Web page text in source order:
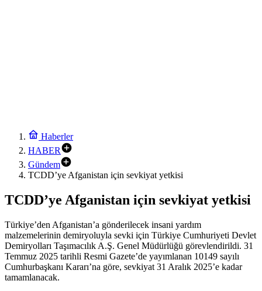
Haberler
HABER
Gündem
TCDD’ye Afganistan için sevkiyat yetkisi
TCDD’ye Afganistan için sevkiyat yetkisi
Türkiye’den Afganistan’a gönderilecek insani yardım
malzemelerinin demiryoluyla sevki için Türkiye Cumhuriyeti Devlet
Demiryolları Taşımacılık A.Ş. Genel Müdürlüğü görevlendirildi. 31
Temmuz 2025 tarihli Resmi Gazete’de yayımlanan 10149 sayılı
Cumhurbaşkanı Kararı’na göre, sevkiyat 31 Aralık 2025’e kadar
tamamlanacak.